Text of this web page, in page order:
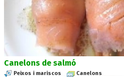
Canelons de salmó
Peixos i mariscos Canelons